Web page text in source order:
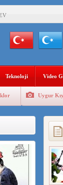
TERÖRÜ
ANIYORUZ
Teknoloji Video
Uygur